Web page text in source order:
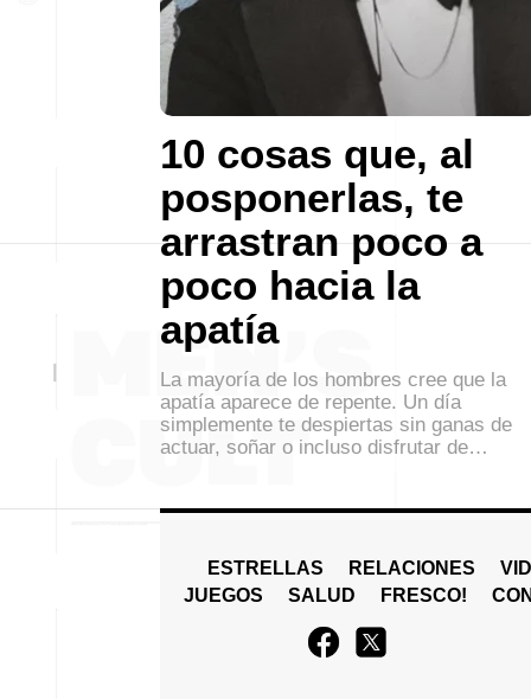
10 cosas que, al
posponerlas, te
arrastran poco a
poco hacia la
apatía
La mayoría de los hombres cree que la
apatía aparece de repente. Un día
simplemente te despiertas sin ganas de
actuar, soñar o incluso disfrutar de…
ESTRELLAS RELACIONES
JUEGOS
SALUD FRESCO!